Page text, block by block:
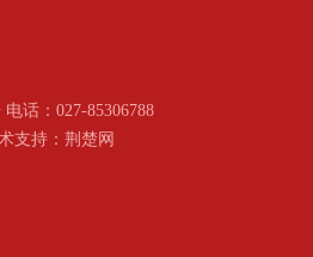
话：027-85306788
支持：荆楚网